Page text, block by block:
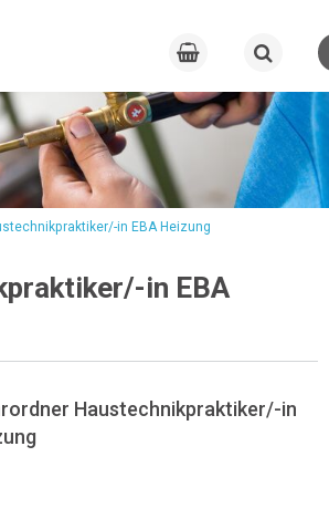
in EBA Heizung
in EBA
Haustechnikpraktiker/-in